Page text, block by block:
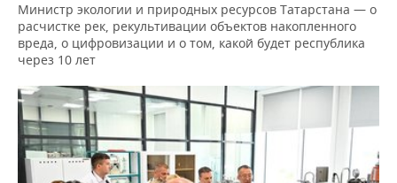
Министр экологии и природных ресурсов Татарстана — о
расчистке рек, рекультивации объектов накопленного
вреда, о цифровизации и о том, какой будет республика
через 10 лет